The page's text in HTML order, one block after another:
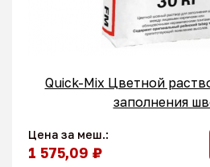
Quick-Mix Цветной
заполнения
Цена за меш.:
1 575,09 ₽